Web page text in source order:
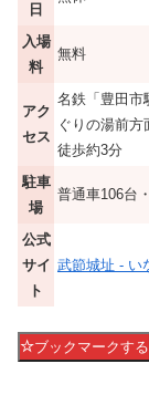
日
入場
料
無料
アク
セス
名鉄「豊田市
ぐりの湯前方
徒歩約3分
駐車
場
普通車106台
公式
サイ
ト
武節城址 - い
ブックマークする